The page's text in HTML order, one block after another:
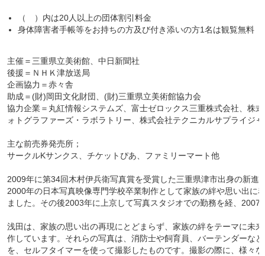
（ ）内は20人以上の団体割引料金
身体障害者手帳等をお持ちの方及び付き添いの方1名は観覧無料
主催＝三重県立美術館、中日新聞社
後援＝ＮＨＫ津放送局
企画協力＝赤々舎
助成＝(財)岡田文化財団、(財)三重県立美術館協力会
協力企業＝丸紅情報システムズ、富士ゼロックス三重株式会社、株
ォトグラファーズ・ラボラトリー、株式会社テクニカルサプライジ
主な前売券発売所；
サークルKサンクス、チケットぴあ、ファミリーマート他
2009年に第34回木村伊兵衛写真賞を受賞した三重県津市出身の新
2000年の日本写真映像専門学校卒業制作として家族の絆や思い出に
ました。その後2003年に上京して写真スタジオでの勤務を経、2007
浅田は、家族の思い出の再現にとどまらず、家族の絆をテーマに未
作しています。それらの写真は、消防士や飼育員、バーテンダーな
を、セルフタイマーを使って撮影したものです。撮影の際に、様々